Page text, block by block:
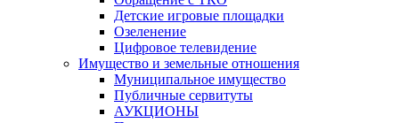
Детские игровые площадки
Озеленение
Цифровое телевидение
Имущество и земельные отношения
Муниципальное имущество
Публичные сервитуты
АУКЦИОНЫ